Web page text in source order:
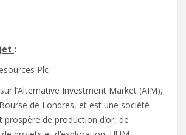
:
Plc
l’Alternative Investment Market (AIM),
de Londres, et est une société
prospère de production d’or, de